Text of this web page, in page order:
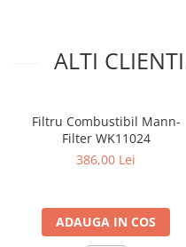
Bielete antiruliu
Caroserie
Amortizor capota
Amortizor
ALTI
Filtru Combustibil Mann-
Filter WK11024
386,00 Lei
ADAUGA IN COS